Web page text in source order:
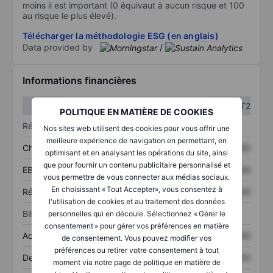
POLITIQUE EN MATIÈRE DE COOKIES
Nos sites web utilisent des cookies pour vous offrir une
meilleure expérience de navigation en permettant, en
optimisant et en analysant les opérations du site, ainsi
que pour fournir un contenu publicitaire personnalisé et
vous permettre de vous connecter aux médias sociaux.
En choisissant « Tout Accepter», vous consentez à
l'utilisation de cookies et au traitement des données
personnelles qui en découle. Sélectionnez « Gérer le
consentement » pour gérer vos préférences en matière
de consentement. Vous pouvez modifier vos
préférences ou retirer votre consentement à tout
moment via notre page de politique en matière de
moins il est important (0 équivaut à aucun risque et 100
au risque le plus élevé).
Télécharger la méthodologie ESG (en anglais)
Data provided by
/
Informations financières
T2
Résultats
Chiffre d’affaires XXXXXXX XXXXXXX
EBITDA XXXXXXX XXXXXXX
Résultat net XXXXXXX XXXXXXX
Bilan
Actifs totaux XXXXXXX
Dette totale XXXXXXX XXXXXXX